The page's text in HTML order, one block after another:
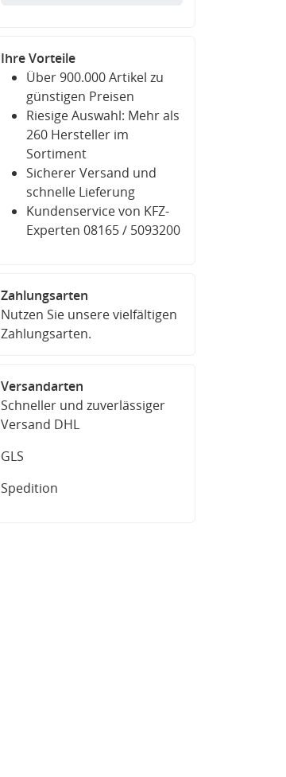
Ihre Vorteile
Über 900.000 Artikel zu
günstigen Preisen
Riesige Auswahl: Mehr als
260 Hersteller im
Sortiment
Sicherer Versand und
schnelle Lieferung
Kundenservice von KFZ-
Experten 08165 / 5093200
Zahlungsarten
Nutzen Sie unsere vielfältigen
Zahlungsarten.
Versandarten
Schneller und zuverlässiger
Versand DHL
GLS
Spedition